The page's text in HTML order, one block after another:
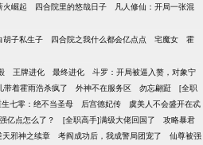
火崛起 四合院里的悠哉日子
凡人修仙：开局一张混
胡子私生子 四合院之我什么都会亿点点 宅魔女
霍
王牌进化 最终进化
斗罗：开局被逼入赘，对象宁
带着霍雨浩杀疯了 外神不在服务区 勿忘翩跹
[全职
七零：绝不当圣母 后宫德妃传
虞美人不会盛开在忒
亿点怎么了？ [全职高手]满级大佬回国了
攻略暴君
天邪神之续章 考阎成功后，我成警局团宠了 仙尊被强